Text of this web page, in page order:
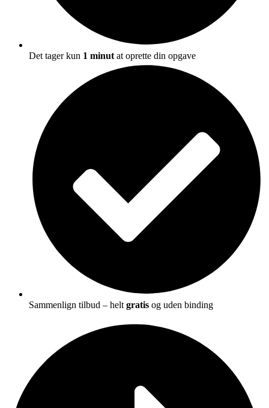
Det tager kun 1 minut at oprette din opgave
Sammenlign tilbud – helt gratis og uden binding